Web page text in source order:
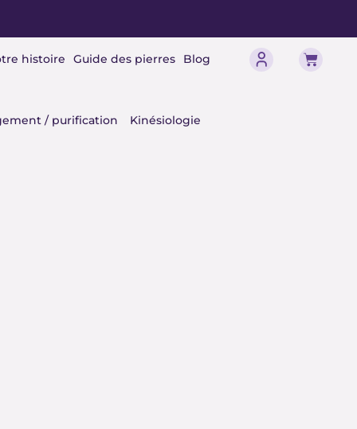
histoire Guide des pierres Blog Panier
/ purification Kinésiologie